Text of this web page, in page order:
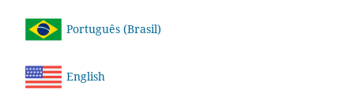
Português (Brasil)
English